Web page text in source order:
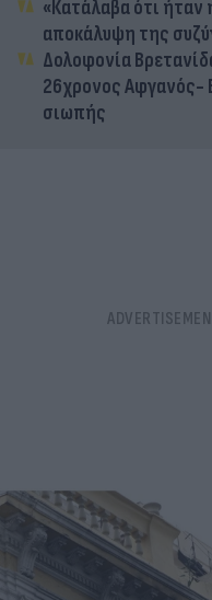
«Κατάλαβα ότι ήταν
αποκάλυψη της
Δολοφονία
26χρονος Αφγανός-
σιωπής